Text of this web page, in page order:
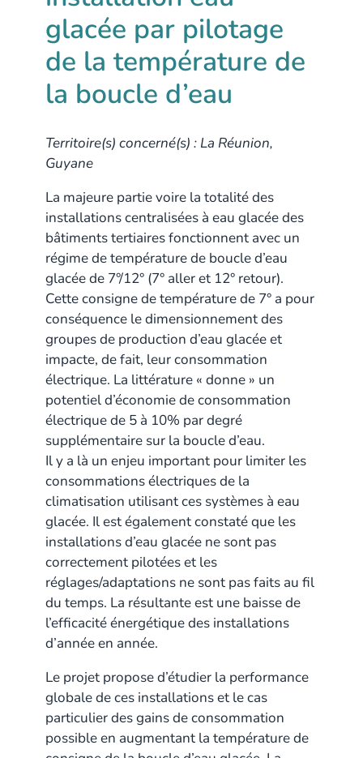
glacée par pilotage
de la température de
la boucle d’eau
Territoire(s) concerné(s) : La Réunion,
Guyane
La majeure partie voire la totalité des
installations centralisées à eau glacée des
bâtiments tertiaires fonctionnent avec un
régime de température de boucle d’eau
glacée de 7°/12° (7° aller et 12° retour).
Cette consigne de température de 7° a pour
conséquence le dimensionnement des
groupes de production d’eau glacée et
impacte, de fait, leur consommation
électrique. La littérature « donne » un
potentiel d’économie de consommation
électrique de 5 à 10% par degré
supplémentaire sur la boucle d’eau.
Il y a là un enjeu important pour limiter les
consommations électriques de la
climatisation utilisant ces systèmes à eau
glacée. Il est également constaté que les
installations d’eau glacée ne sont pas
correctement pilotées et les
réglages/adaptations ne sont pas faits au fil
du temps. La résultante est une baisse de
l’efficacité énergétique des installations
d’année en année.
Le projet propose d’étudier la performance
globale de ces installations et le cas
particulier des gains de consommation
possible en augmentant la température de